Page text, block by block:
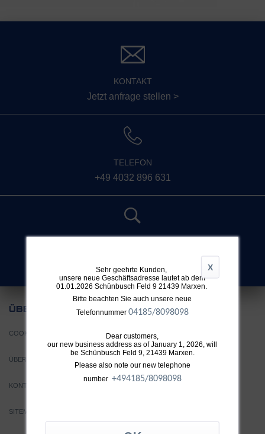
X
Sehr geehrte Kunden,
unsere neue Geschäftsadresse lautet ab dem
01.01.2026 Schünbusch Feld 9 21439 Marxen.
Bitte beachten Sie auch unsere neue
Telefonnummer 04185/8098098
Dear customers,
our new business address as of January 1, 2026, will
be Schünbusch Feld 9, 21439 Marxen.
Please also note our new telephone
number +494185/8098098
KONTAKT
Jetzt anfrage stellen >
TELEFON
+49 4032 896 631
ÜBER
COOKIE EINSTELLUNGEN
ÜBER TTH
KONTAKT
SITEMAP